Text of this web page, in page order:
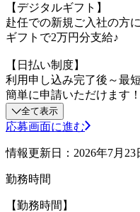
【デジタルギフト】
赴任での新規ご入社の方
ギフトで2万円分支給♪
【日払い制度】
利用申し込み完了後～最
簡単に申請いただけます
全て表示
応募画面に進む
情報更新日：2026年7月23
勤務時間
【勤務時間】